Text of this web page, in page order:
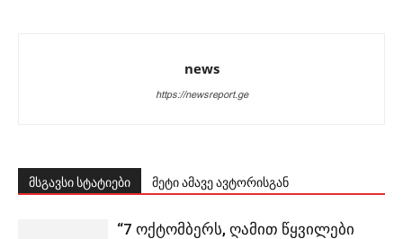
news
https://newsreport.ge
მსგავსი სტატიები მეტი ამავე ავტორისგან
“7 ოქტომბერს, ღამით წყვილები